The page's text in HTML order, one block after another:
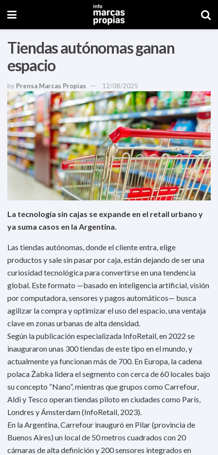
Tiendas autónomas ganan
espacio
by Prensa Marcas Propias 12/08/2025
La tecnología sin cajas se expande en el retail urbano y
ya suma casos en la Argentina.
Las tiendas autónomas, donde el cliente entra, elige
productos y sale sin pasar por caja, están dejando de ser una
curiosidad tecnológica para convertirse en una tendencia
global. Este formato —basado en inteligencia artificial, visión
por computadora, sensores y pagos automáticos— busca
agilizar la compra y optimizar el uso del espacio, una ventaja
clave en zonas urbanas de alta densidad.
Según la publicación especializada InfoRetail, en 2022 se
inauguraron unas 300 tiendas de este tipo en el mundo, y
actualmente ya funcionan más de 700. En Europa, la cadena
polaca Żabka lidera el segmento con cerca de 60 locales bajo
su concepto “Nano”, mientras que grupos como Carrefour,
Aldi y Tesco operan tiendas piloto en ciudades como París,
Londres y Ámsterdam (InfoRetail, 2023).
En la Argentina, Carrefour inauguró en Pilar (provincia de
Buenos Aires) un local de 50 metros cuadrados con 20
cámaras de alta definición y 200 sensores integrados en